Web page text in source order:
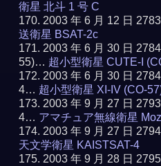
衛星 北斗 1 号 C
2003 年 6 月 12 日
送衛星 BSAT-2c
2003 年 6 月 30 日
55)… 超小型衛星 CUTE-I
2003 年 6 月 30 日
4… 超小型衛星 XI-IV (CO-
2003 年 9 月 27 日
4… アマチュア無線衛星
2003 年 9 月 27 日
天文学衛星 KAISTSAT-4
2003 年 9 月 28 日